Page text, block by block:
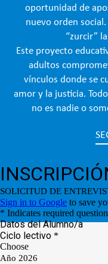
oportunidad de
nuevo orden
“zurcir”
Este proyecto
adultos
vínculos donde se
amor y la justicia.
no es nadie o